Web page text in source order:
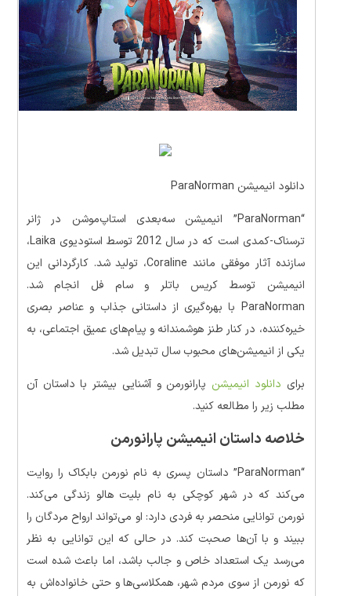
دانلود انیمیشن ParaNorman
“ParaNorman” انیمیشن سه‌بعدی استاپ‌موشن در ژانر
ترسناک-کمدی است که در سال 2012 توسط استودیوی Laika،
سازنده آثار موفقی مانند Coraline، تولید شد. کارگردانی این
انیمیشن توسط کریس باتلر و سام فل انجام شد.
ParaNorman با بهره‌گیری از داستانی جذاب و عناصر بصری
خیره‌کننده، در کنار طنز هوشمندانه و پیام‌های عمیق اجتماعی، به
یکی از انیمیشن‌های محبوب سال تبدیل شد.
برای دانلود انیمیشن پارانورمن و آشنایی بیشتر با داستان آن
مطلب زیر را مطالعه کنید.
خلاصه داستان انیمیشن پارانورمن
“ParaNorman” داستان پسری به نام نورمن بابکاک را روایت
می‌کند که در شهر کوچکی به نام بلیت هالو زندگی می‌کند.
نورمن توانایی منحصر به فردی دارد: او می‌تواند ارواح مردگان را
ببیند و با آن‌ها صحبت کند. در حالی که این توانایی به نظر
می‌رسد یک استعداد خاص و جالب باشد، اما باعث شده است
که نورمن از سوی مردم شهر، همکلاسی‌ها و حتی خانواده‌اش به